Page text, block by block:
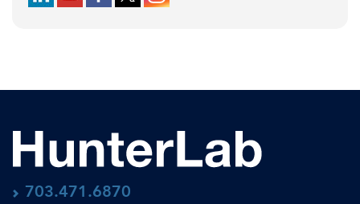
703.471.6870